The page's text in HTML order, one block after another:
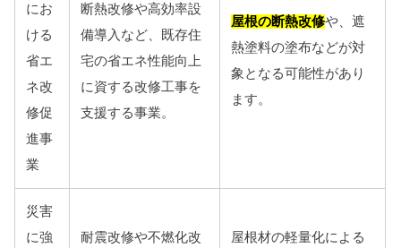
にお
ける
省エ
ネ改
修促
進事
業
断熱改修や高効率設
備導入など、既存住
宅の省エネ性能向上
に資する改修工事を
支援する事業。
屋根の断熱改修や、遮
熱塗料の塗布などが対
象となる可能性があり
ます。
災害
に強
耐震改修や不燃化改
屋根材の軽量化による